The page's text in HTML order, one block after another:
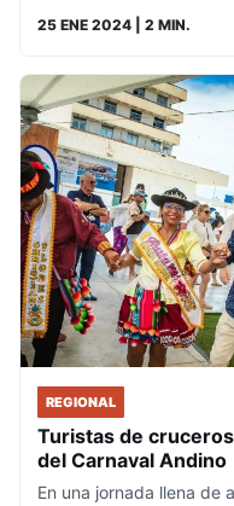
25 ENE 2024 | 2 MIN.
REGIONAL
Turistas de
del Carnaval Andino
En una jornada llena de